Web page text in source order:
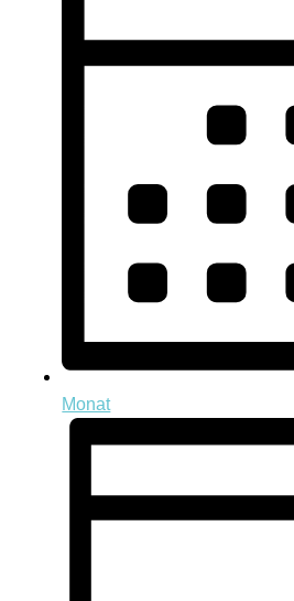
Monat